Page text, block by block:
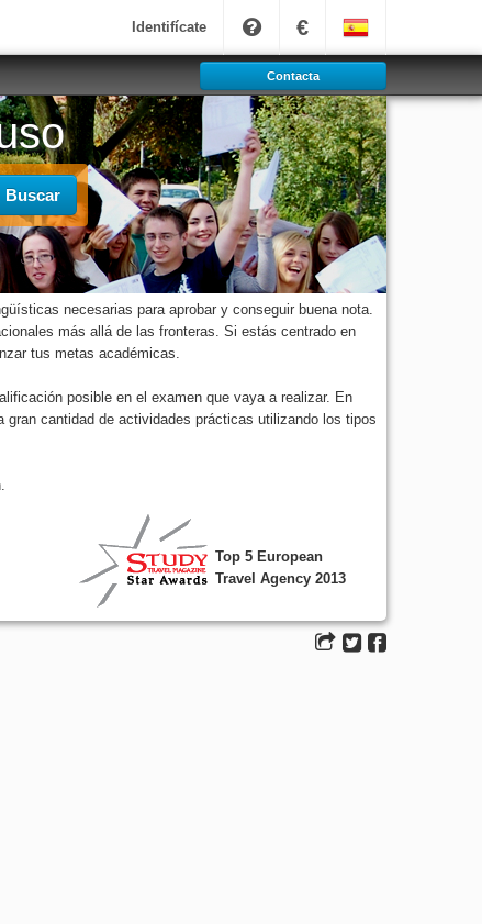
Identifícate €
Contacta
Buscar
necesarias para aprobar y conseguir buena nota.
más allá de las fronteras. Si estás centrado en
tus metas académicas.
posible en el examen que vaya a realizar. En
cantidad de actividades prácticas utilizando los tipos
Top 5 European
Travel Agency 2013